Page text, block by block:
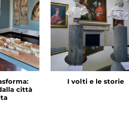
città
I volti e le storie